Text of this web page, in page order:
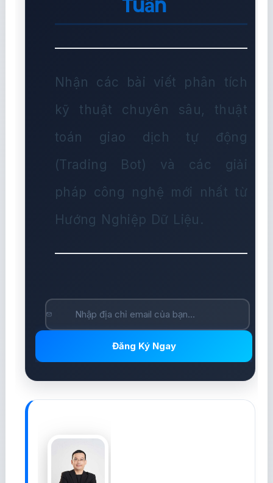
Nhận các bài viết phân tích
kỹ thuật chuyên sâu, thuật
toán giao dịch tự động
(Trading Bot) và các giải
pháp công nghệ mới nhất từ
Hướng Nghiệp Dữ Liệu.
Đăng Ký Ngay